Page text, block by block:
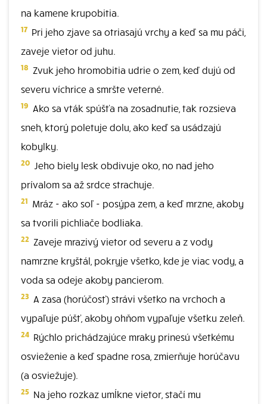
na kamene krupobitia.
17 Pri jeho zjave sa otriasajú vrchy a keď sa mu páči,
zaveje vietor od juhu.
18 Zvuk jeho hromobitia udrie o zem, keď dujú od
severu víchrice a smršte veterné.
19 Ako sa vták spúšťa na zosadnutie, tak rozsieva
sneh, ktorý poletuje dolu, ako keď sa usádzajú
kobylky.
20 Jeho biely lesk obdivuje oko, no nad jeho
prívalom sa až srdce strachuje.
21 Mráz - ako soľ - posýpa zem, a keď mrzne, akoby
sa tvorili pichliače bodliaka.
22 Zaveje mrazivý vietor od severu a z vody
namrzne kryštál, pokryje všetko, kde je viac vody, a
voda sa odeje akoby pancierom.
23 A zasa (horúčosť) strávi všetko na vrchoch a
vypaľuje púšť, akoby ohňom vypaľuje všetku zeleň.
24 Rýchlo prichádzajúce mraky prinesú všetkému
osvieženie a keď spadne rosa, zmierňuje horúčavu
(a osviežuje).
25 Na jeho rozkaz umĺkne vietor, stačí mu